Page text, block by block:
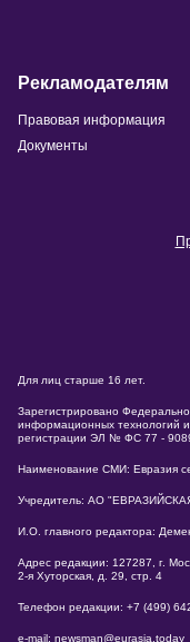
Рекламодателям
Правовая информация
Документы
Для лиц старше 16 лет.
Зарегистрировано
информационных технологий
регистрации ЭЛ № ФС 77 -
Наименование СМИ: Евразия
Учредитель: АО
И.О. главного редактора:
Адрес редакции: 127287, г.
2-я Хуторская, д. 29, стр. 4
Телефон редакции: +7 (499)
e-mail: newsman@eurasia.today